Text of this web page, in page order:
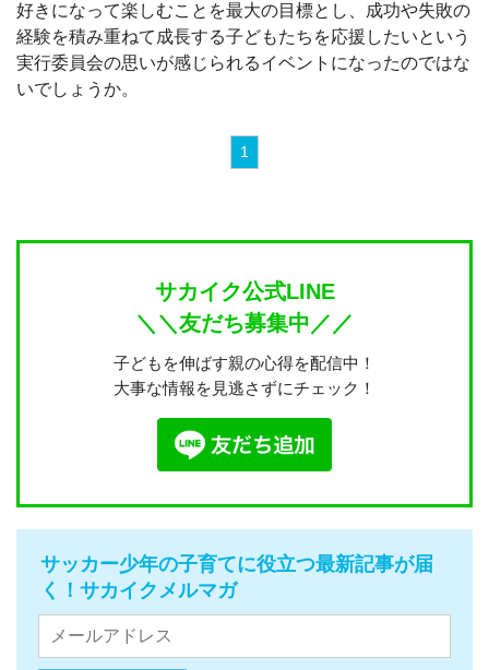
好きになって楽しむことを最大の目標とし、成功や失敗の
経験を積み重ねて成長する子どもたちを応援したいという
実行委員会の思いが感じられるイベントになったのではな
いでしょうか。
1
サカイク公式LINE
＼＼友だち募集中／／
子どもを伸ばす親の心得を配信中！
大事な情報を見逃さずにチェック！
サッカー少年の子育てに役立つ最新記事が届
く！サカイクメルマガ